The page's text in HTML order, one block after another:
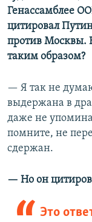
Генассамблее
цитировал
против Москвы.
таким образом?
— Я так не
выдержана в
даже не
помните, не
сдержан.
— Но он
Это